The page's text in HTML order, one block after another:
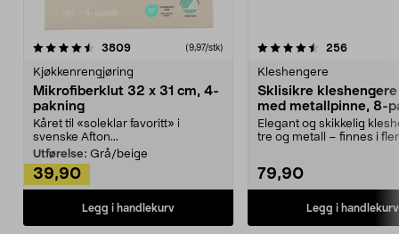
3809anmeldelser(9,97/stk)
Kjøkkenrengjøring
Mikrofiberklut 32 x 31 cm, 4-
pakning
Kåret til «soleklar favoritt» i
svenske Afton...
Utførelse: Grå/beige
39,90
Legg i handlekurv
4.5av 5 stjerner 256
Kleshengere
Sklisikre
med metallpinne, 8-
Elegant og skikkelig
tre og metall – finnes i
79,90
Legg i handlekurv
4.5av 5 stjerner